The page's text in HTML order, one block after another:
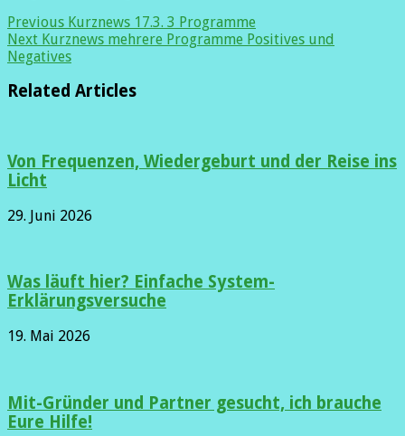
Previous Kurznews 17.3. 3 Programme
Next Kurznews mehrere Programme Positives und
Negatives
Related Articles
Von Frequenzen, Wiedergeburt und der Reise ins
Licht
29. Juni 2026
Was läuft hier? Einfache System-
Erklärungsversuche
19. Mai 2026
Mit-Gründer und Partner gesucht, ich brauche
Eure Hilfe!